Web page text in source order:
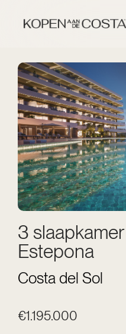
3
Estepona
Costa del Sol
€1.195.000